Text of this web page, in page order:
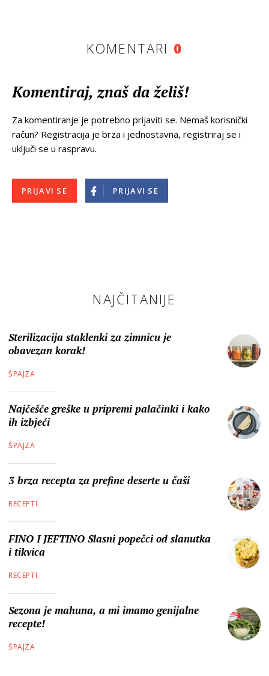
KOMENTARI 0
Komentiraj, znaš da želiš!
Za komentiranje je potrebno prijaviti se. Nemaš korisnički
račun? Registracija je brza i jednostavna, registriraj se i
uključi se u raspravu.
PRIJAVI SE PRIJAVI SE
NAJČITANIJE
Sterilizacija staklenki za zimnicu je
obavezan korak!
ŠPAJZA
Najčešće greške u pripremi palačinki i kako
ih izbjeći
ŠPAJZA
3 brza recepta za prefine deserte u čaši
RECEPTI
FINO I JEFTINO Slasni popečci od slanutka
i tikvica
RECEPTI
Sezona je mahuna, a mi imamo genijalne
recepte!
ŠPAJZA